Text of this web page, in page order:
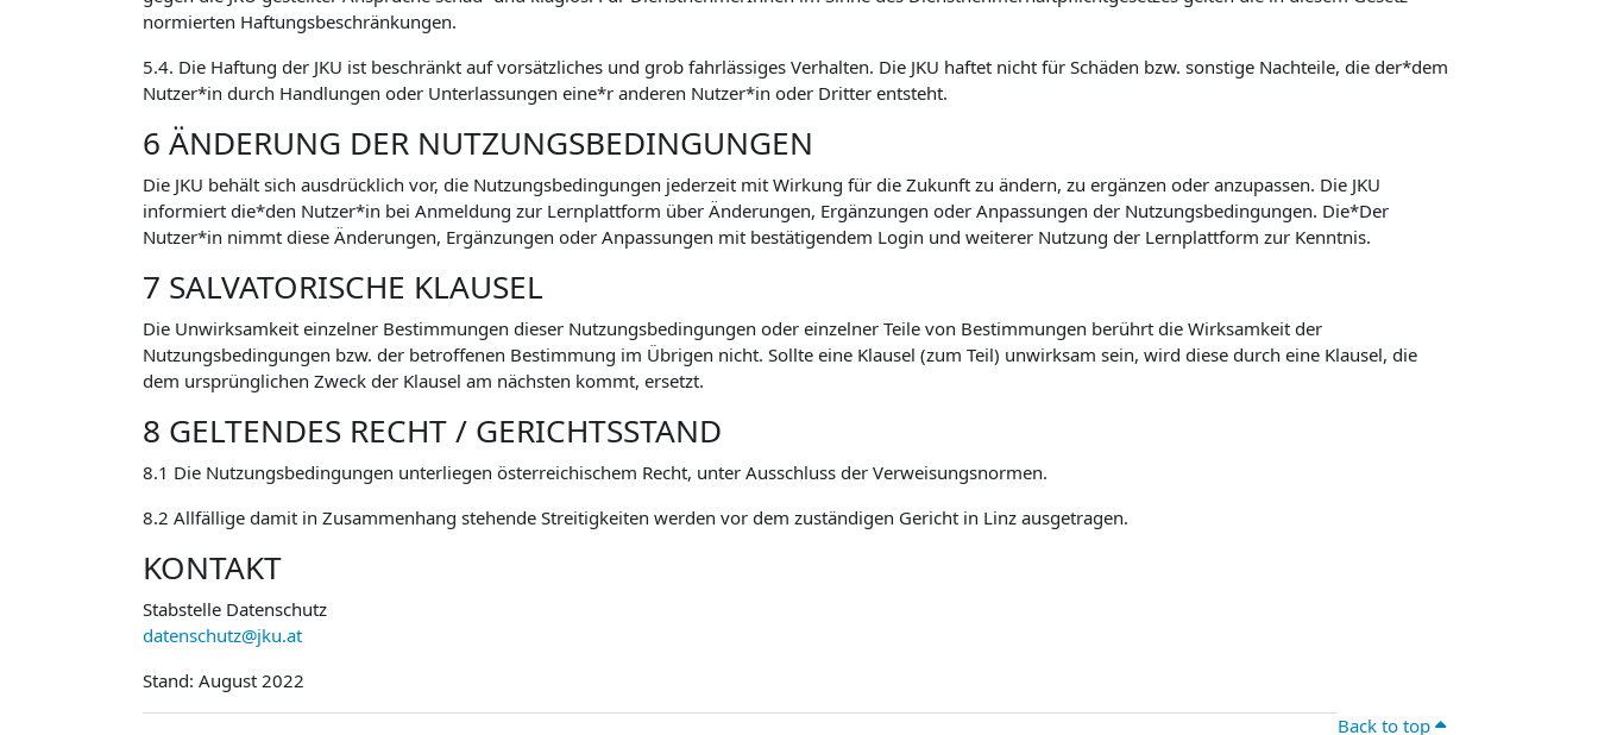
normierten Haftungsbeschränkungen.
5.4. Die Haftung der JKU ist beschränkt auf vorsätzliches und grob fahrlässiges Verhalten. Die JKU haftet nicht für Schäden bzw. sonstige Nachteile, die der*dem
Nutzer*in durch Handlungen oder Unterlassungen eine*r anderen Nutzer*in oder Dritter entsteht.
6 ÄNDERUNG DER NUTZUNGSBEDINGUNGEN
Die JKU behält sich ausdrücklich vor, die Nutzungsbedingungen jederzeit mit Wirkung für die Zukunft zu ändern, zu ergänzen oder anzupassen. Die JKU
informiert die*den Nutzer*in bei Anmeldung zur Lernplattform über Änderungen, Ergänzungen oder Anpassungen der Nutzungsbedingungen. Die*Der
Nutzer*in nimmt diese Änderungen, Ergänzungen oder Anpassungen mit bestätigendem Login und weiterer Nutzung der Lernplattform zur Kenntnis.
7 SALVATORISCHE KLAUSEL
Die Unwirksamkeit einzelner Bestimmungen dieser Nutzungsbedingungen oder einzelner Teile von Bestimmungen berührt die Wirksamkeit der
Nutzungsbedingungen bzw. der betroffenen Bestimmung im Übrigen nicht. Sollte eine Klausel (zum Teil) unwirksam sein, wird diese durch eine Klausel, die
dem ursprünglichen Zweck der Klausel am nächsten kommt, ersetzt.
8 GELTENDES RECHT / GERICHTSSTAND
8.1 Die Nutzungsbedingungen unterliegen österreichischem Recht, unter Ausschluss der Verweisungsnormen.
8.2 Allfällige damit in Zusammenhang stehende Streitigkeiten werden vor dem zuständigen Gericht in Linz ausgetragen.
KONTAKT
Stabstelle Datenschutz
datenschutz@jku.at
Stand: August 2022
Back to top